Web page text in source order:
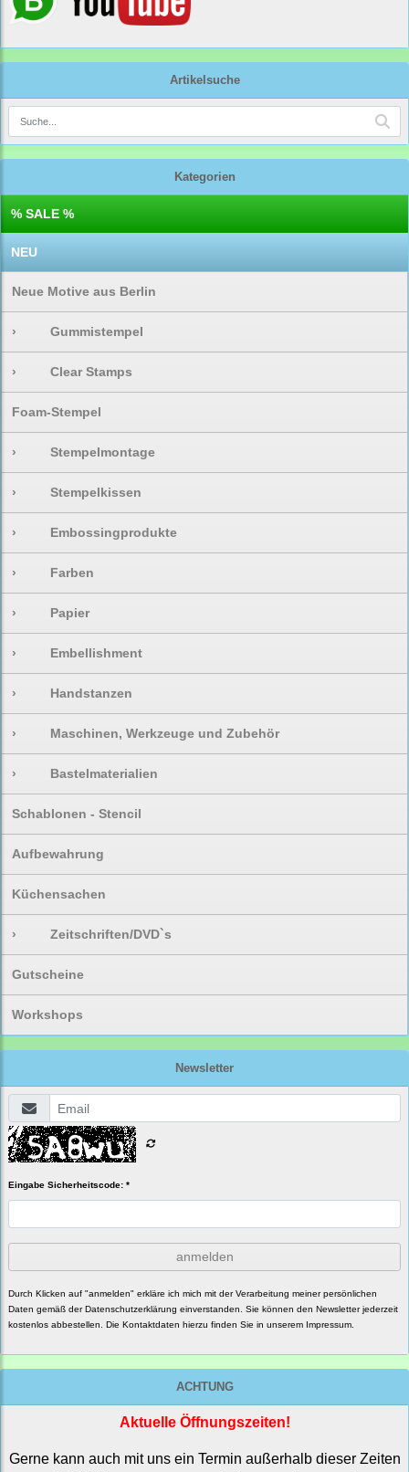
Artikelsuche
Kategorien
% SALE %
NEU
Neue Motive aus Berlin
› Gummistempel
› Clear Stamps
Foam-Stempel
› Stempelmontage
› Stempelkissen
› Embossingprodukte
› Farben
› Papier
› Embellishment
› Handstanzen
› Maschinen, Werkzeuge und Zubehör
› Bastelmaterialien
Schablonen - Stencil
Aufbewahrung
Küchensachen
› Zeitschriften/DVD`s
Gutscheine
Workshops
Newsletter
Eingabe Sicherheitscode: *
anmelden
Durch Klicken auf "anmelden" erkläre ich mich mit der Verarbeitung meiner persönlichen
Daten gemäß der Datenschutzerklärung einverstanden. Sie können den Newsletter jederzeit
kostenlos abbestellen. Die Kontaktdaten hierzu finden Sie in unserem Impressum.
ACHTUNG
Aktuelle Öffnungszeiten!
Gerne kann auch mit uns ein Termin außerhalb dieser Zeiten